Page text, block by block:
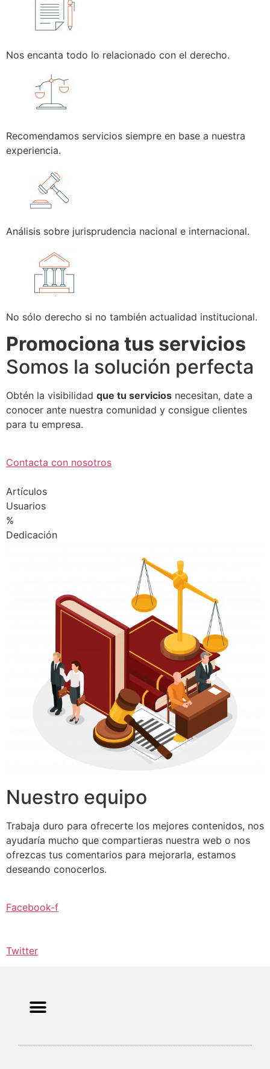
Nos encanta todo lo relacionado con el derecho.
Recomendamos servicios siempre en base a nuestra
experiencia.
Análisis sobre jurisprudencia nacional e internacional.
No sólo derecho si no también actualidad institucional.
Promociona tus servicios
Somos la solución perfecta
Obtén la visibilidad que tu servicios necesitan, date a
conocer ante nuestra comunidad y consigue clientes
para tu empresa.
Contacta con nosotros
Artículos
Usuarios
%
Dedicación
Nuestro equipo
Trabaja duro para ofrecerte los mejores contenidos, nos
ayudaría mucho que compartieras nuestra web o nos
ofrezcas tus comentarios para mejorarla, estamos
deseando conocerlos.
Facebook-f
Twitter